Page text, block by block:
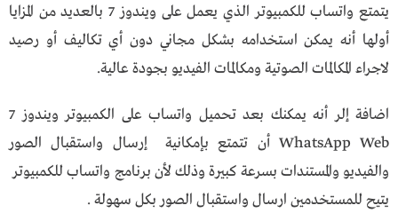
يتمتع واتساب للكمبيوتر الذي يعمل على ويندوز 7 بالعديد من المزايا
أولها أنه يمكن استخدامه بشكل مجاني دون أي تكاليف أو رصيد
لاجراء المكالمات الصوتية ومكالمات الفيديو بجودة عالية.
اضافة إلر أنه يمكنك بعد تحميل واتساب على الكمبيوتر ويندوز 7
WhatsApp Web أن تتمتع بإمكانية إرسال واستقبال الصور
والفيديو والمستندات بسرعة كبيرة وذلك لأن برنامج واتساب للكمبيوتر
يتيح للمستخدمين ارسال واستقبال الصور بكل سهولة .